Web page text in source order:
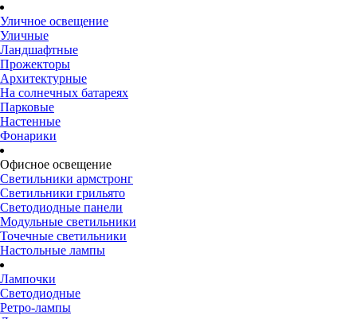
Уличное освещение
Уличные
Ландшафтные
Прожекторы
Архитектурные
На солнечных батареях
Парковые
Настенные
Фонарики
Офисное освещение
Светильники армстронг
Светильники грильято
Светодиодные панели
Модульные светильники
Точечные светильники
Настольные лампы
Лампочки
Светодиодные
Ретро-лампы